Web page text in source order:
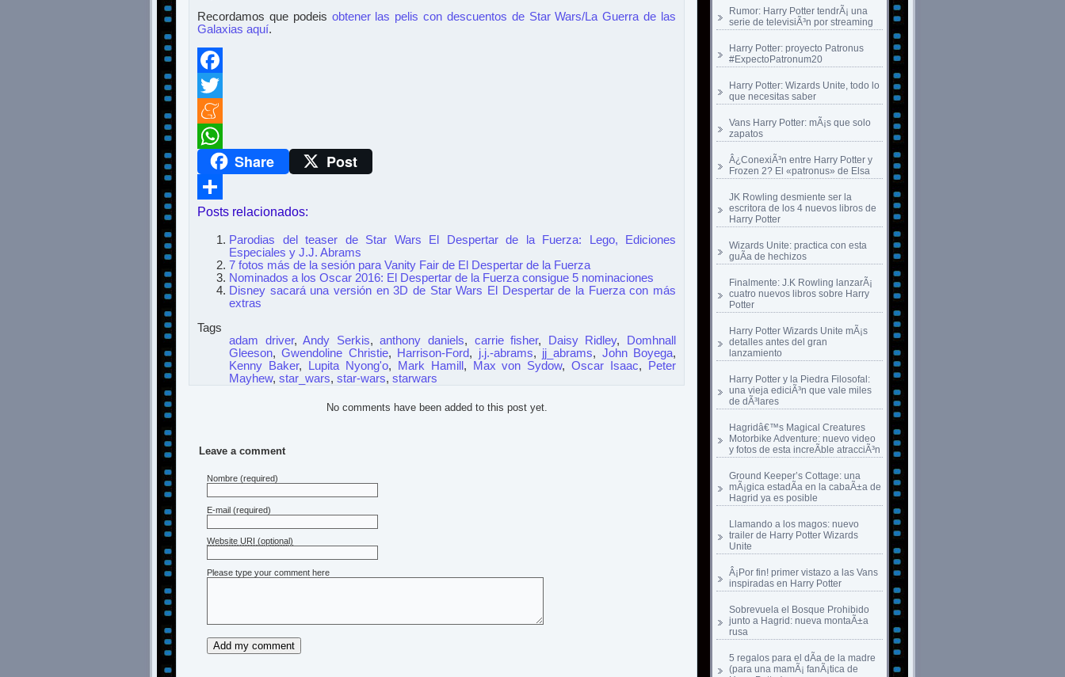
Rumor: Harry Potter tendrÃ¡ una
serie de televisiÃ³n por streaming
Harry Potter: proyecto Patronus
#ExpectoPatronum20
Harry Potter: Wizards Unite, todo lo
que necesitas saber
Vans Harry Potter: mÃ¡s que solo
zapatos
Â¿ConexiÃ³n entre Harry Potter y
Frozen 2? El «patronus» de Elsa
JK Rowling desmiente ser la
escritora de los 4 nuevos libros de
Harry Potter
Wizards Unite: practica con esta
guÃ­a de hechizos
Finalmente: J.K Rowling lanzarÃ¡
cuatro nuevos libros sobre Harry
Potter
Harry Potter Wizards Unite mÃ¡s
detalles antes del gran
lanzamiento
Harry Potter y la Piedra Filosofal:
una vieja ediciÃ³n que vale miles
de dÃ³lares
Hagridâ€™s Magical Creatures
Motorbike Adventure: nuevo video
y fotos de esta increÃ­ble atracciÃ³n
Ground Keeper’s Cottage: una
mÃ¡gica estadÃ­a en la cabaÃ±a de
Hagrid ya es posible
Llamando a los magos: nuevo
trailer de Harry Potter Wizards
Unite
Â¡Por fin! primer vistazo a las Vans
inspiradas en Harry Potter
Sobrevuela el Bosque Prohibido
junto a Hagrid: nueva montaÃ±a
rusa
5 regalos para el dÃ­a de la madre
(para una mamÃ¡ fanÃ¡tica de
Recordamos que podeis obtener las pelis con descuentos de Star Wars/La Guerra de las
Galaxias aquí.
Facebook
Twitter
Meneame
WhatsAppShare Post
Compartir
Posts relacionados:
Parodias del teaser de Star Wars El Despertar de la Fuerza: Lego, Ediciones
Especiales y J.J. Abrams
7 fotos más de la sesión para Vanity Fair de El Despertar de la Fuerza
Nominados a los Oscar 2016: El Despertar de la Fuerza consigue 5 nominaciones
Disney sacará una versión en 3D de Star Wars El Despertar de la Fuerza con más
extras
Tags
adam driver,Andy Serkis,anthony daniels, carrie fisher, Daisy Ridley,
Domhnall
Gleeson,Gwendoline Christie, Harrison-Ford, j.j.-abrams, jj_abrams, John Boyega,
Kenny Baker, Lupita Nyong'o, Mark Hamill , Max von Sydow,Oscar Isaac,
Peter
Mayhew, star_wars, star-wars, starwars
No comments have been added to this post yet.
Leave a comment
Nombre (required)
E-mail (required)
Website URI (optional)
Please type your comment here